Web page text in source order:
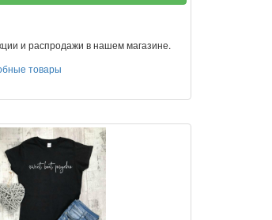
и распродажи в нашем магазине.
товары